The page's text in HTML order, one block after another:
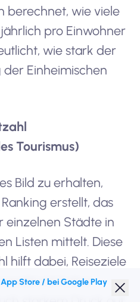
berechnet, wie viele
pro Einwohner
wie stark der
Einheimischen
Tourismus)
Bild zu erhalten,
erstellt, das
einzelnen Städte in
Listen mittelt. Diese
hilft dabei, Reiseziele
mit hoher
Store / bei Google Play